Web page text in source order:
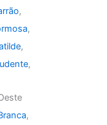
,
,
,
,
,